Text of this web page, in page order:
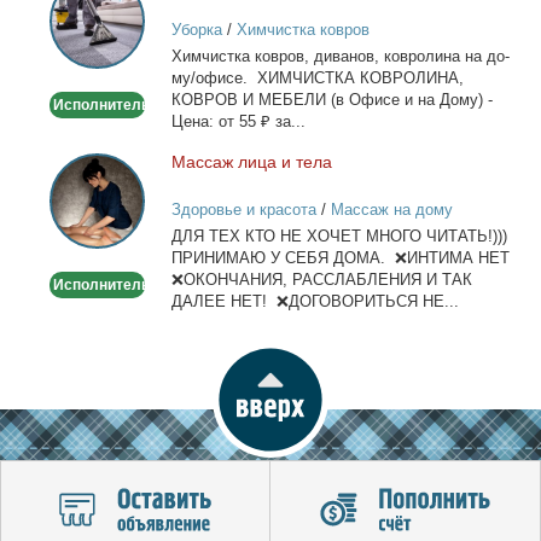
ковров
на
дому/
Исполнитель
Уборка/ Химчистка ковров
Хим­чист­ка ков­ров, ди­ва­нов, ков­ро­ли­на на до­
му/офи­се. ХИМЧИСТКА КОВРОЛИНА,
КОВРОВ И МЕБЕЛИ (в Офи­се и на До­му) -
Це­на: от 55 ₽ за...
Массаж
лица
и
тела
Исполнитель
Мас­саж ли­ца и те­ла
Здоровье и красота/ Массаж на дому
ДЛЯ ТЕХ КТО НЕ ХОЧЕТ МНОГО ЧИТАТЬ!)))
ПРИНИМАЮ У СЕБЯ ДОМА. ❌ИНТИМА НЕТ
❌ОКОНЧАНИЯ, РАССЛАБЛЕНИЯ И ТАК
ДАЛЕЕ НЕТ! ❌ДОГОВОРИТЬСЯ НЕ...